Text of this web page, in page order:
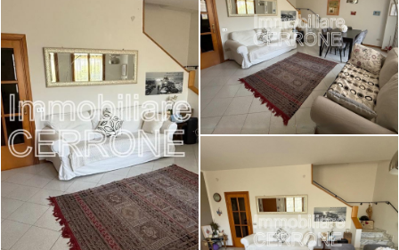
Marina, Cecina (LI) [3/27]